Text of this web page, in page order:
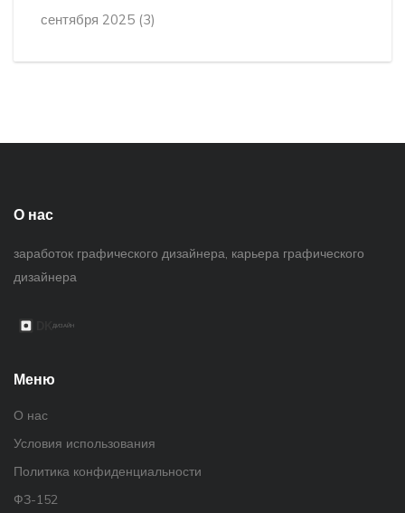
сентября 2025 (3)
О нас
заработок графического дизайнера, карьера графического
дизайнера
Меню
О нас
Условия использования
Политика конфиденциальности
ФЗ-152